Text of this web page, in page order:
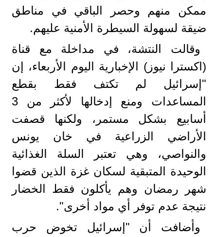
ممكن منهم وحصر الباقي في مناطق
ضيقة لسهولة السيطرة الأمنية عليهم.
وقالت النتشة، في مداخلة مع قناة
(اكسترا نيوز) الإخبارية اليوم الأربعاء، إن
"إسرائيل لم تكتف فقط بقطع
المساعدات ومنع إدخالها لأكثر من 3
أسابيع بشكل مستمر، ولكنها قصفت
الأراضي الزراعية في خان يونس
والنواصي، وهي تعتبر السلة الغذائية
الوحيدة المتبقية لسكان غزة الذين قضوا
شهر رمضان وهم يأكلون فقط الخضار
نتيجة عدم توفر أي مواد أخرى".
وأضافت أن "إسرائيل تخوض حرب